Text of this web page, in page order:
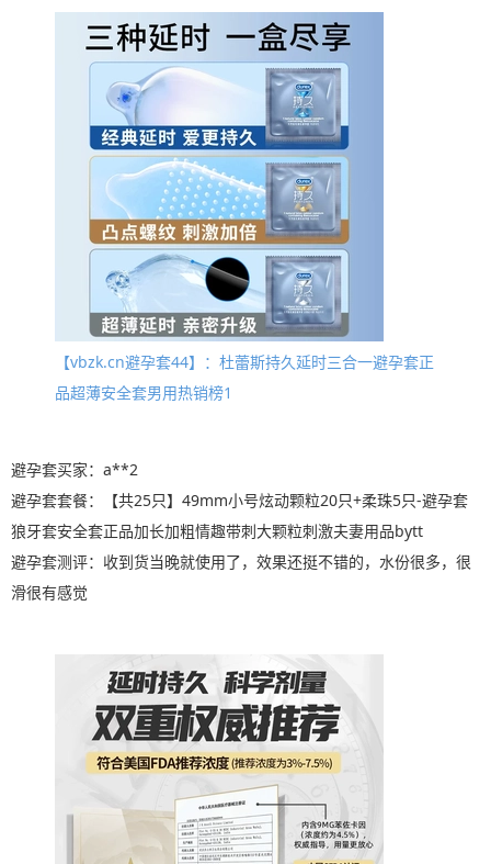
【vbzk.cn避孕套44】：杜蕾斯持久延时三合一避孕套正
品超薄安全套男用热销榜1
避孕套买家：a**2
避孕套套餐：【共25只】49mm小号炫动颗粒20只+柔珠5只-避孕套
狼牙套安全套正品加长加粗情趣带刺大颗粒刺激夫妻用品bytt
避孕套测评：收到货当晚就使用了，效果还挺不错的，水份很多，很
滑很有感觉